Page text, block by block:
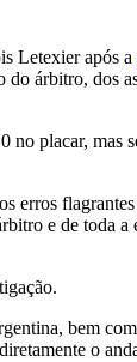
Letexier após a
árbitro, dos
placar, mas
e de toda
bem
o